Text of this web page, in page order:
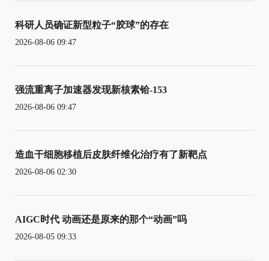
科研人员确证新型粒子“胶球”的存在
2026-08-06 09:47
强流重离子加速器发现新核素铪-153
2026-08-06 09:47
造血干细胞移植后皮肤纤维化治疗有了新靶点
2026-08-06 02:30
AIGC时代 动画还是原来的那个“动画”吗
2026-08-05 09:33